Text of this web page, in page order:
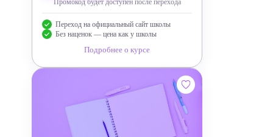
Промокод будет доступен после перехода
Переход на официальный сайт школы
Без наценок — цена как у школы
Подробнее о курсе